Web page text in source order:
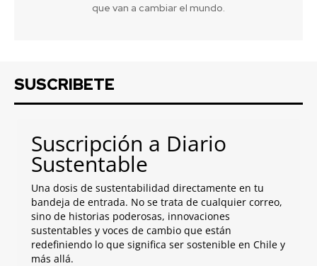
que van a cambiar el mundo.
SUSCRIBETE
Suscripción a Diario
Sustentable
Una dosis de sustentabilidad directamente en tu
bandeja de entrada. No se trata de cualquier correo,
sino de historias poderosas, innovaciones
sustentables y voces de cambio que están
redefiniendo lo que significa ser sostenible en Chile y
más allá.